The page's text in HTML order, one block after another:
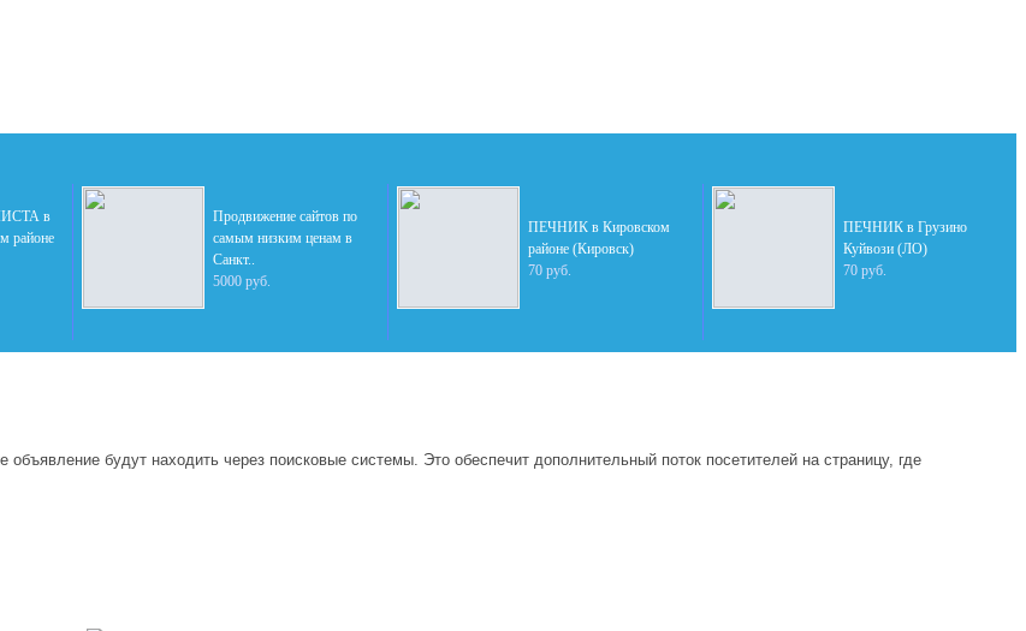
в
районе
Продвижение сайтов по
самым низким ценам в
Санкт..
5000 руб.
ПЕЧНИК в Кировском
районе (Кировск)
70 руб.
ПЕЧНИК в Грузино
Куйвози (ЛО)
70 руб.
будут находить через поисковые системы. Это обеспечит дополнительный поток посетителей на страницу, где